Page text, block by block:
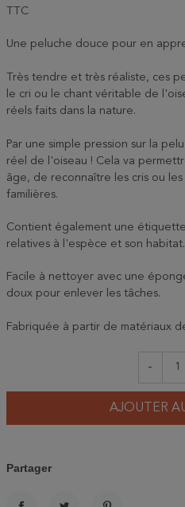
TTC
Une peluche douce pour en
Très tendre et très réaliste, ces
le cri ou le chant véritable de
réels faits dans la nature.
Par une simple pression sur la
réel de l'oiseau ! Cela va
âge, de reconnaître les cris ou
familières.
Contient également une
relatives à l'espèce et son habitat.
Facile à nettoyer avec une
doux pour enlever les tâches.
Fabriquée à partir de matériaux
-
AJOUTER
Partager